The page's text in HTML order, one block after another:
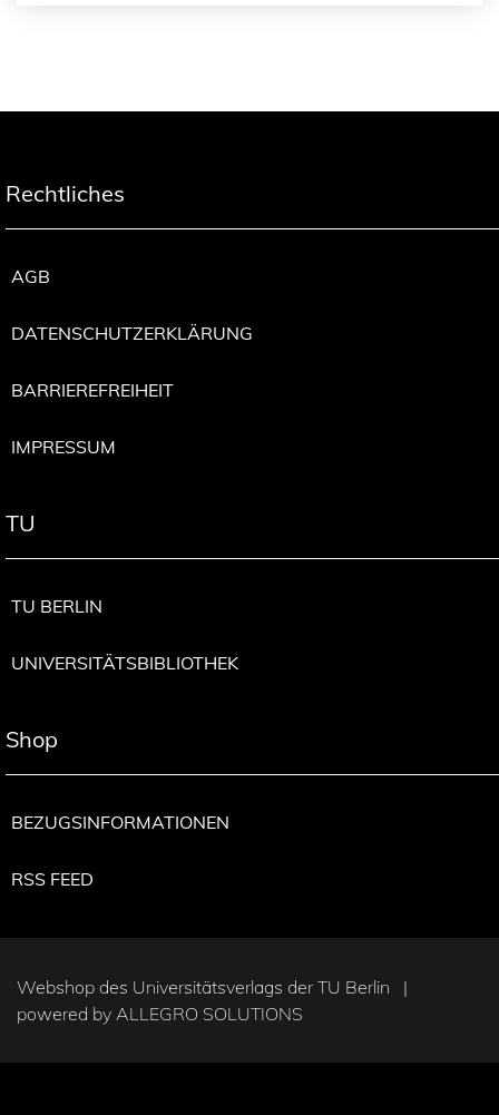
Rechtliches
AGB
DATENSCHUTZERKLÄRUNG
BARRIEREFREIHEIT
IMPRESSUM
TU
TU BERLIN
UNIVERSITÄTSBIBLIOTHEK
Shop
BEZUGSINFORMATIONEN
RSS FEED
Webshop des Universitätsverlags der TU Berlin |
powered by ALLEGRO SOLUTIONS